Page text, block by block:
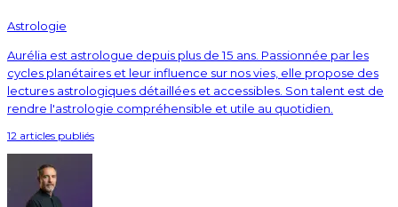
Astrologie
Aurélia est astrologue depuis plus de 15 ans. Passionnée par les
cycles planétaires et leur influence sur nos vies, elle propose des
lectures astrologiques détaillées et accessibles. Son talent est de
rendre l'astrologie compréhensible et utile au quotidien.
12 articles publiés